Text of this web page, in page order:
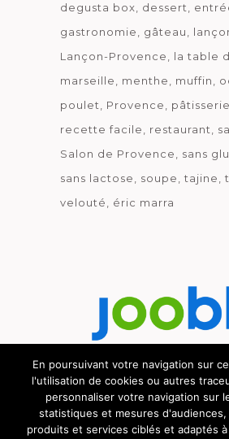
degusta box
dessert
gastronomie
gâteau
Lançon-Provence
la table
marseille
menthe muffin
poulet
Provence pâtisserie
recette facile
restaurant
Salon de Provence
sans
sans lactose
soupe tajine
velouté
éric marra
Découvrez le métier de
En poursuivant votre navigation sur
l'utilisation de cookies ou autres
personnaliser votre navigation sur
statistiques et mesures
produits et services ciblés et adaptés